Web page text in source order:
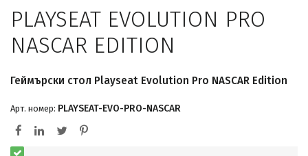
PLAYSEAT EVOLUTION PRO
NASCAR EDITION
Геймърски стол Playseat Evolution Pro NASCAR Edition
Арт. номер: PLAYSEAT-EVO-PRO-NASCAR